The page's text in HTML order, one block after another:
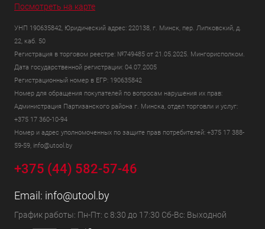
Посмотреть на карте
УНП 190635842, Юридический адрес: 220138, г. Минск, пер. Липковский, д.
22, каб. 50
Регистрация в торговом реестре: №749485 от 21.05.2025. Мингорисполком.
Дата государственной регистрации: 04.07.2005
Регистрационный номер в ЕГР: 190635842
Номер для обращения покупателей по вопросам нарушения их прав:
Администрация Партизанского района г. Минска, отдел торговли и услуг:
+375 17 360-10-94
Номер и адрес уполномоченных по защите прав потребителей: +375 17 388-
59-59, info@utool.by
+375 (44) 582-57-46
Email: info@utool.by
График работы: Пн-Пт: с 8:30 до 17:30 Сб-Вс: Выходной